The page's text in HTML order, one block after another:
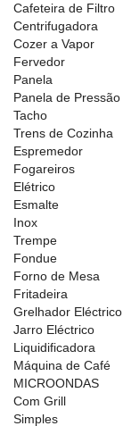
Cafeteira de Filtro
Centrifugadora
Cozer a Vapor
Fervedor
Panela
Panela de Pressão
Tacho
Trens de Cozinha
Espremedor
Fogareiros
Elétrico
Esmalte
Inox
Trempe
Fondue
Forno de Mesa
Fritadeira
Grelhador Eléctrico
Jarro Eléctrico
Liquidificadora
Máquina de Café
MICROONDAS
Com Grill
Simples